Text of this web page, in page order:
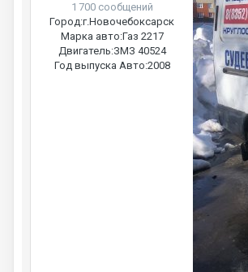
1 700 сообщений
Город:г.Новочебоксарск
Марка авто:Газ 2217
Двигатель:ЗМЗ 40524
Год выпуска Авто:2008